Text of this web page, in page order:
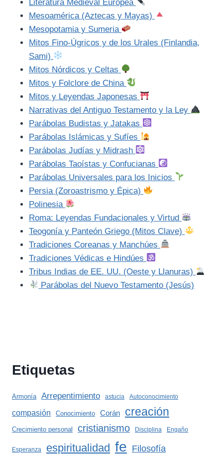
Literatura Medieval Europea
Mesoamérica (Aztecas y Mayas)
Mesopotamia y Sumeria
Mitos Fino-Úgricos y de los Urales (Finlandia,
Sami)
Mitos Nórdicos y Celtas
Mitos y Folclore de China
Mitos y Leyendas Japonesas
Narrativas del Antiguo Testamento y la Ley
Parábolas Budistas y Jatakas
Parábolas Islámicas y Sufíes
Parábolas Judías y Midrash
Parábolas Taoístas y Confucianas
Parábolas Universales para los Inicios
Persia (Zoroastrismo y Épica)
Polinesia
Roma: Leyendas Fundacionales y Virtud
Teogonía y Panteón Griego (Mitos Clave)
Tradiciones Coreanas y Manchúes
Tradiciones Védicas e Hindúes
Tribus Indias de EE. UU. (Oeste y Llanuras)
Parábolas del Nuevo Testamento (Jesús)
Etiquetas
Armonía Arrepentimiento astucia Autoconocimiento
compasión Conocimiento Corán creación
Crecimiento personal cristianismo Disciplina Engaño
Esperanza espiritualidad fe Filosofía